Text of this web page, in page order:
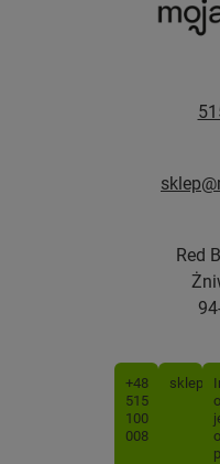
Red
+48
515
100
008